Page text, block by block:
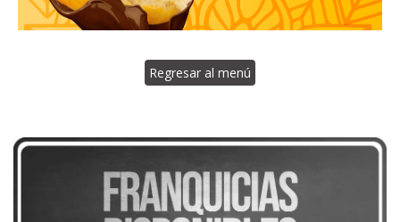
Regresar al menú